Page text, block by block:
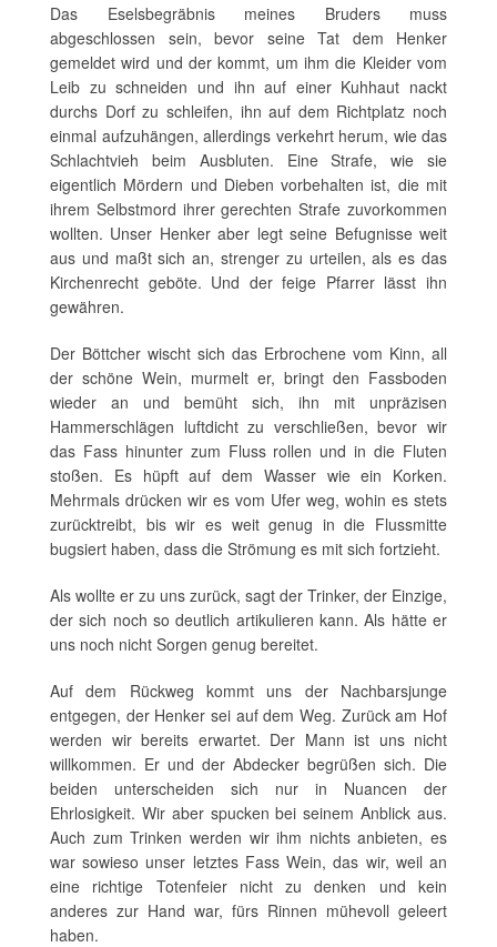
Das Eselsbegräbnis meines Bruders muss
abgeschlossen sein, bevor seine Tat dem Henker
gemeldet wird und der kommt, um ihm die Kleider vom
Leib zu schneiden und ihn auf einer Kuhhaut nackt
durchs Dorf zu schleifen, ihn auf dem Richtplatz noch
einmal aufzuhängen, allerdings verkehrt herum, wie das
Schlachtvieh beim Ausbluten. Eine Strafe, wie sie
eigentlich Mördern und Dieben vorbehalten ist, die mit
ihrem Selbstmord ihrer gerechten Strafe zuvorkommen
wollten. Unser Henker aber legt seine Befugnisse weit
aus und maßt sich an, strenger zu urteilen, als es das
Kirchenrecht geböte. Und der feige Pfarrer lässt ihn
gewähren.
Der Böttcher wischt sich das Erbrochene vom Kinn, all
der schöne Wein, murmelt er, bringt den Fassboden
wieder an und bemüht sich, ihn mit unpräzisen
Hammerschlägen luftdicht zu verschließen, bevor wir
das Fass hinunter zum Fluss rollen und in die Fluten
stoßen. Es hüpft auf dem Wasser wie ein Korken.
Mehrmals drücken wir es vom Ufer weg, wohin es stets
zurücktreibt, bis wir es weit genug in die Flussmitte
bugsiert haben, dass die Strömung es mit sich fortzieht.
Als wollte er zu uns zurück, sagt der Trinker, der Einzige,
der sich noch so deutlich artikulieren kann. Als hätte er
uns noch nicht Sorgen genug bereitet.
Auf dem Rückweg kommt uns der Nachbarsjunge
entgegen, der Henker sei auf dem Weg. Zurück am Hof
werden wir bereits erwartet. Der Mann ist uns nicht
willkommen. Er und der Abdecker begrüßen sich. Die
beiden unterscheiden sich nur in Nuancen der
Ehrlosigkeit. Wir aber spucken bei seinem Anblick aus.
Auch zum Trinken werden wir ihm nichts anbieten, es
war sowieso unser letztes Fass Wein, das wir, weil an
eine richtige Totenfeier nicht zu denken und kein
anderes zur Hand war, fürs Rinnen mühevoll geleert
haben.